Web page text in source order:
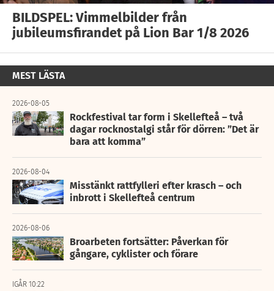
BILDSPEL: Vimmelbilder från
jubileumsfirandet på Lion Bar 1/8 2026
MEST LÄSTA
2026-08-05
Rockfestival tar form i Skellefteå – två
dagar rocknostalgi står för dörren: ”Det är
bara att komma”
2026-08-04
Misstänkt rattfylleri efter krasch – och
inbrott i Skellefteå centrum
2026-08-06
Broarbeten fortsätter: Påverkan för
gångare, cyklister och förare
IGÅR 10:22